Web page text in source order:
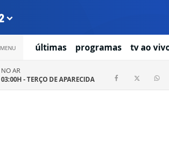
MENU últimas programas tv ao
NO AR
03:00H -TERÇO DE APARECIDA